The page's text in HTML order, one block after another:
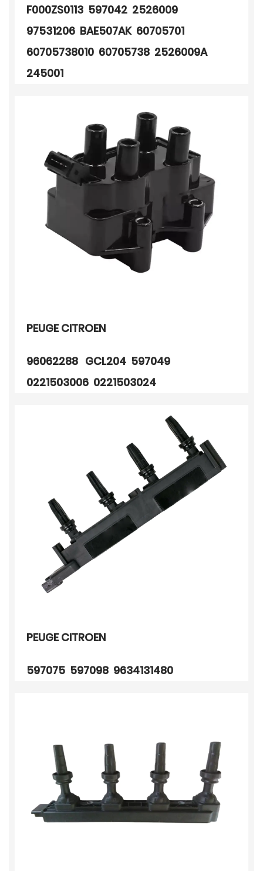
F000ZS0113 597042 2526009
97531206 BAE507AK 60705701
60705738010 60705738 2526009A
245001
PEUGE CITROEN
96062288 GCL204 597049
0221503006 0221503024
PEUGE CITROEN
597075 597098 9634131480